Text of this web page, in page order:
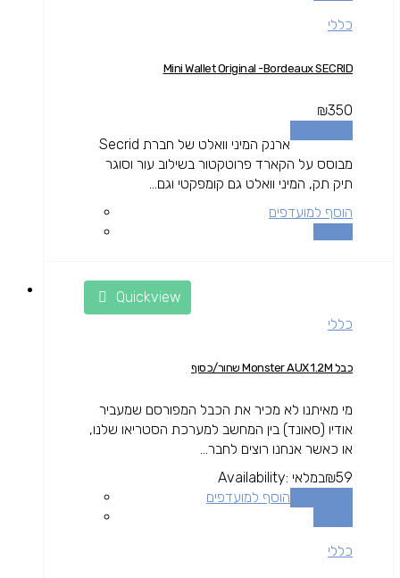
כללי
Mini Wallet Original -Bordeaux SECRID
₪350
ארנק המיני וואלט של חברת Secrid
מבוסס על הקארד פרוטקטור בשילוב עור וסוגר
תיק תק, המיני וואלט גם קומפקטי וגם...
הוסף למועדפים
Quickview
כללי
כבל Monster AUX 1.2M שחור/כסוף
מי מאיתנו לא מכיר את הכבל המפורסם שמעביר
אודיו (סאונד) בין המחשב למערכת הסטריאו שלנו,
או כאשר אנחנו רוצים לחבר...
₪59
Availability: במלאי
הוסף למועדפים
כללי